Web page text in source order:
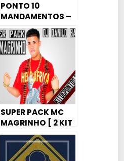
PONTO 10
MANDAMENTOS –
MC Menor do
Chapa part. MC
Pedrinho [DJBIEL]
SUPER PACK MC
MAGRINHO [ 2 KIT
COMPLETO + 9
ACAPELLAS ] – DJ
DANILO BARTON